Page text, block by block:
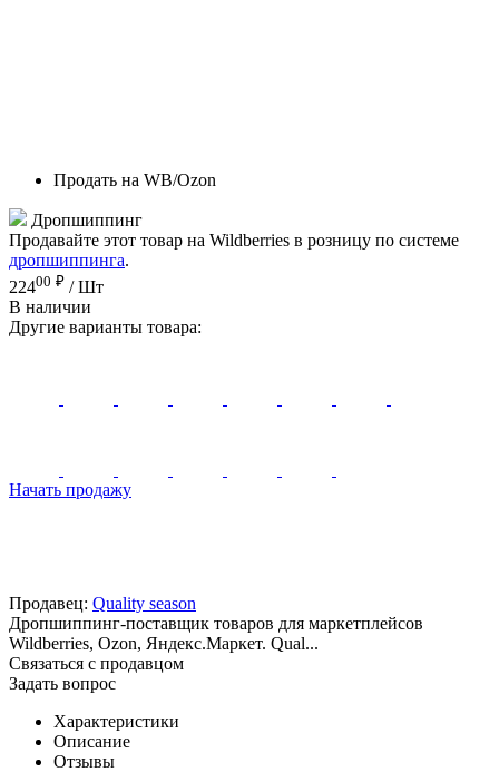
Продать на WB/Ozon
Дропшиппинг
Продавайте этот товар на Wildberries в розницу по системе
дропшиппинга.
22400 ₽ / Шт
В наличии
Другие варианты товара:
Начать продажу
Продавец: Quality season
Дропшиппинг-поставщик товаров для маркетплейсов
Wildberries, Ozon, Яндекс.Маркет. Qual...
Связаться с продавцом
Задать вопрос
Характеристики
Описание
Отзывы